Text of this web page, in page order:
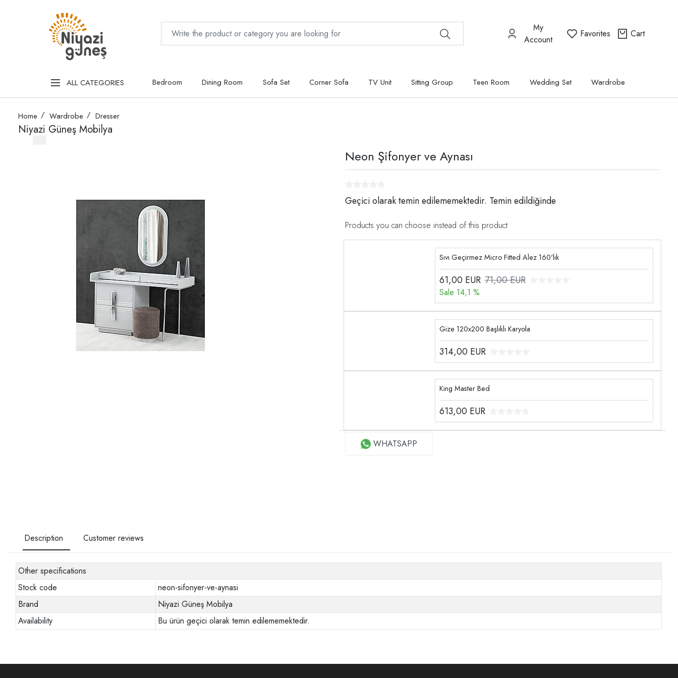
My
Account
Favorites Cart
ALL CATEGORIES Bedroom Dining Room Sofa Set Corner Sofa TV Unit Sitting Group Teen Room Wedding Set Wardrobe
Home Wardrobe Dresser
Niyazi Güneş Mobilya
Neon Şifonyer ve Aynası
Geçici olarak temin edilememektedir. Temin edildiğinde
Products you can choose instead of this product
Sıvı Geçirmez Micro Fitted Alez 160'lık
61,00 EUR 71,00 EUR
Sale 14,1 %
Gize 120x200 Başlıklı Karyola
314,00 EUR
King Master Bed
613,00 EUR
WHATSAPP
Description Customer reviews
Other specifications
Stock code
neon-sifonyer-ve-aynasi
Brand
Niyazi Güneş Mobilya
Availability
Bu ürün geçici olarak temin edilememektedir.